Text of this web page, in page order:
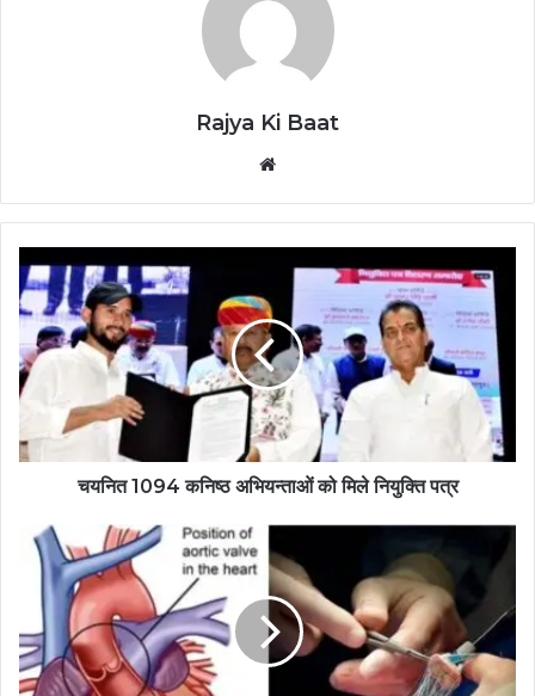
Rajya Ki Baat
चयनित 1094 कनिष्ठ अभियन्ताओं को मिले नियुक्ति पत्र